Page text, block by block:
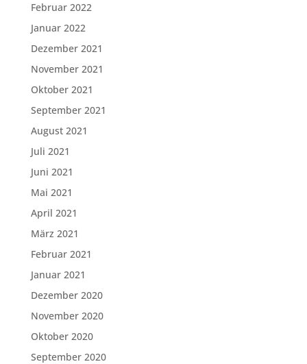
Februar 2022
Januar 2022
Dezember 2021
November 2021
Oktober 2021
September 2021
August 2021
Juli 2021
Juni 2021
Mai 2021
April 2021
März 2021
Februar 2021
Januar 2021
Dezember 2020
November 2020
Oktober 2020
September 2020